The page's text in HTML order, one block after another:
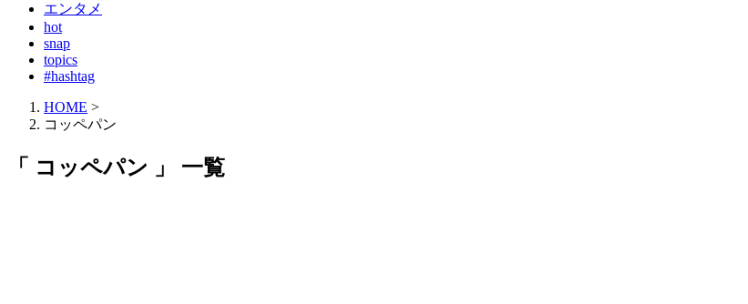
エンタメ
hot
snap
topics
#hashtag
HOME >
コッペパン
「 コッペパン 」 一覧